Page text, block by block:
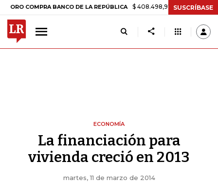
COMPRA BANCO DE LA REPÚBLICA $ 408.498,97 +$ 8.753,81 +2,19%
SUSCRÍBASE
ECONOMÍA
La financiación para
vivienda creció en 2013
martes, 11 de marzo de 2014